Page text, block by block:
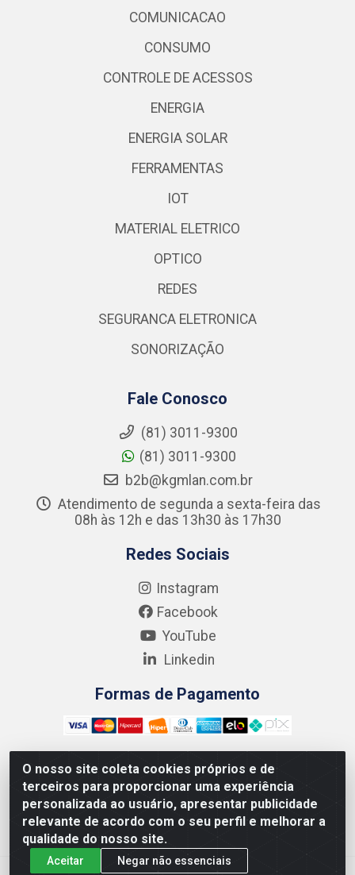
O nosso site coleta cookies próprios e de
terceiros para proporcionar uma experiência
personalizada ao usuário, apresentar publicidade
relevante de acordo com o seu perfil e melhorar a
qualidade do nosso site.
Aceitar Negar não essenciais
COMUNICACAO
CONSUMO
CONTROLE DE ACESSOS
ENERGIA
ENERGIA SOLAR
FERRAMENTAS
IOT
MATERIAL ELETRICO
OPTICO
REDES
SEGURANCA ELETRONICA
SONORIZAÇÃO
Fale Conosco
(81) 3011-9300
(81) 3011-9300
b2b@kgmlan.com.br
Atendimento de segunda a sexta-feira das
08h às 12h e das 13h30 às 17h30
Redes Sociais
Instagram
Facebook
YouTube
Linkedin
Formas de Pagamento
Kgmlan Distribuidora LTDA - CNPJ 18.217.682/0001-54 -
Rua Pedro de Barros Cavalcante, 58 - Bultrins, Olinda/PE
- CEP 53320-110